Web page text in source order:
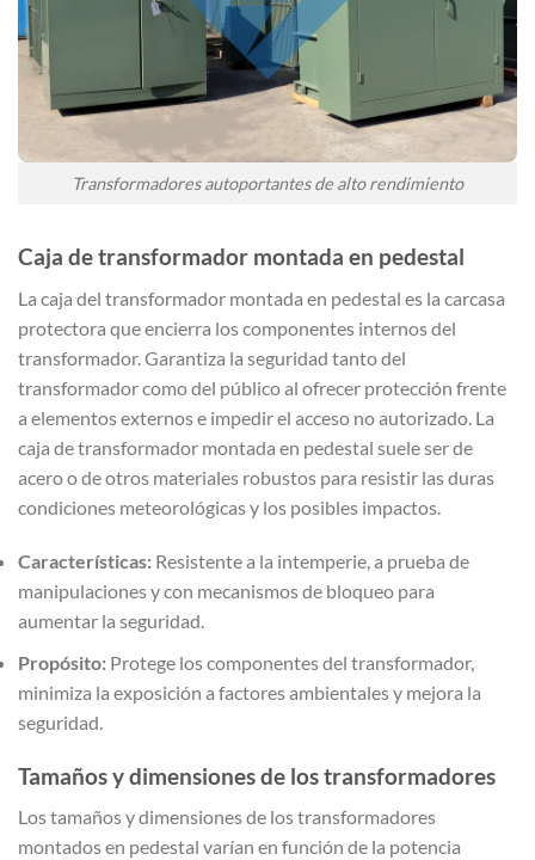
Transformadores autoportantes de alto rendimiento
Caja de transformador montada en pedestal
La caja del transformador montada en pedestal es la carcasa
protectora que encierra los componentes internos del
transformador. Garantiza la seguridad tanto del
transformador como del público al ofrecer protección frente
a elementos externos e impedir el acceso no autorizado. La
caja de transformador montada en pedestal suele ser de
acero o de otros materiales robustos para resistir las duras
condiciones meteorológicas y los posibles impactos.
Características: Resistente a la intemperie, a prueba de
manipulaciones y con mecanismos de bloqueo para
aumentar la seguridad.
Propósito: Protege los componentes del transformador,
minimiza la exposición a factores ambientales y mejora la
seguridad.
Tamaños y dimensiones de los transformadores
Los tamaños y dimensiones de los transformadores
montados en pedestal varían en función de la potencia